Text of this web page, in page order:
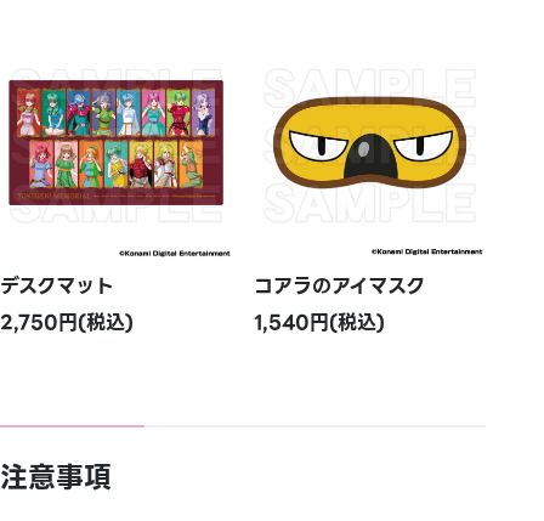
デスクマット
2,750円(税込)
コアラのアイマスク
1,540円(税込)
注意事項